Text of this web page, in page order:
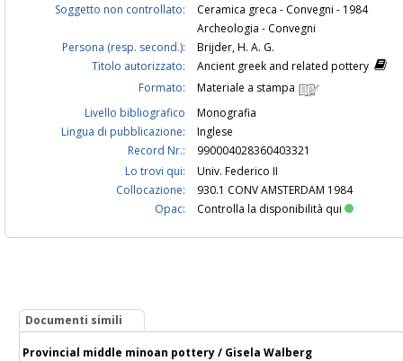
Soggetto non controllato:
Ceramica greca - Convegni - 1984
Archeologia - Convegni
Persona (resp. second.):
Brijder, H. A. G.
Titolo autorizzato:
Ancient greek and related pottery
Formato:
Materiale a stampa
Livello bibliografico
Monografia
Lingua di pubblicazione:
Inglese
Record Nr.:
990004028360403321
Lo trovi qui:
Univ. Federico II
Collocazione:
930.1 CONV AMSTERDAM 1984
Opac:
Controlla la disponibilità qui
Documenti simili
Provincial middle minoan pottery / Gisela Walberg